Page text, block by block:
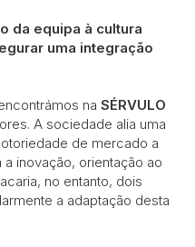
da equipa à cultura
uma integração
na SÉRVULO
A sociedade alia uma
de mercado a
inovação, orientação ao
no entanto, dois
a adaptação desta